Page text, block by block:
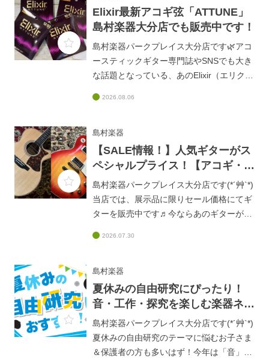
Elixir最新アコギ弦「ATTUNE」
島村楽器大分店でも販売中です！
島村楽器パークプレイス大分店です🌿アコ
ースティックギター専門誌やSNSでも大き
な話題となっている、あのElixir（エリクサ
WEBでは、この革新的なアコギ弦
「ATTUNE」をご紹介中です✨■「音が暗
い・滑る」はもう古い！Elixir最新アコギ弦
覆す！
https://www.shimamura.co.jp/shop/oita/arti
cle/product/20260806/20795オンラインス
トアからもご注文いただけますので、ぜひ
2026.08.06
島村楽器
【SALE情報！】人気ギターがス
ペシャルプライス！【アコギ・エ
レキ】
島村楽器パークプレイス大分店です(*´艸`*)
当店では、展示品に限りセール価格にてギ
ターを販売中です♬今ならあのギターがお
https://www.shimamura.co.jp/shop/oita/arti
cle/product/20250815/19166試奏すること
も出来ますので、ぜひお気軽にスタッフま
2026.07.30
島村楽器
夏休みの自由研究にぴったり！
音・工作・探究を楽しむ楽器ネタ
6選♪
島村楽器パークプレイス大分店です(*´艸`*)
夏休みの自由研究のテーマに悩むお子さま
＆保護者の方も多いはず！今年は「音」や